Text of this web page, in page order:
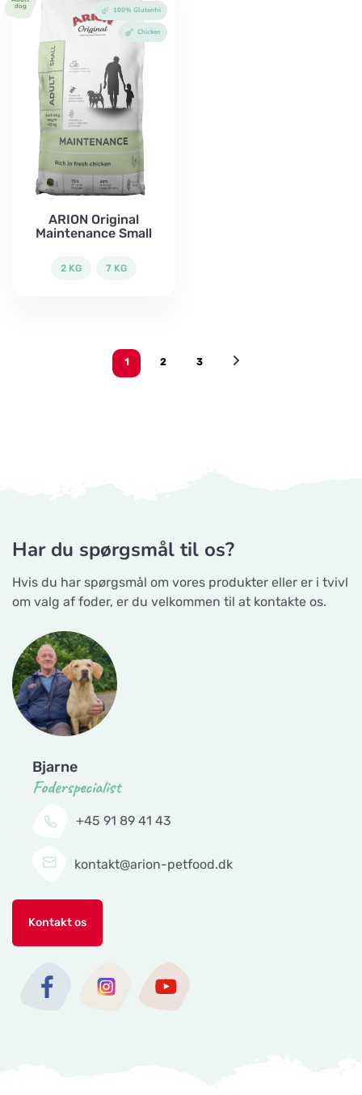
dog 100% Glutenfri
Chicken
ARION Original
Maintenance Small
2 KG 7 KG
1 2 3
Har du spørgsmål til os?
Hvis du har spørgsmål om vores produkter eller er i tvivl
om valg af foder, er du velkommen til at kontakte os.
Bjarne
Foderspecialist
+45 91 89 41 43
kontakt@arion-petfood.dk
Kontakt os